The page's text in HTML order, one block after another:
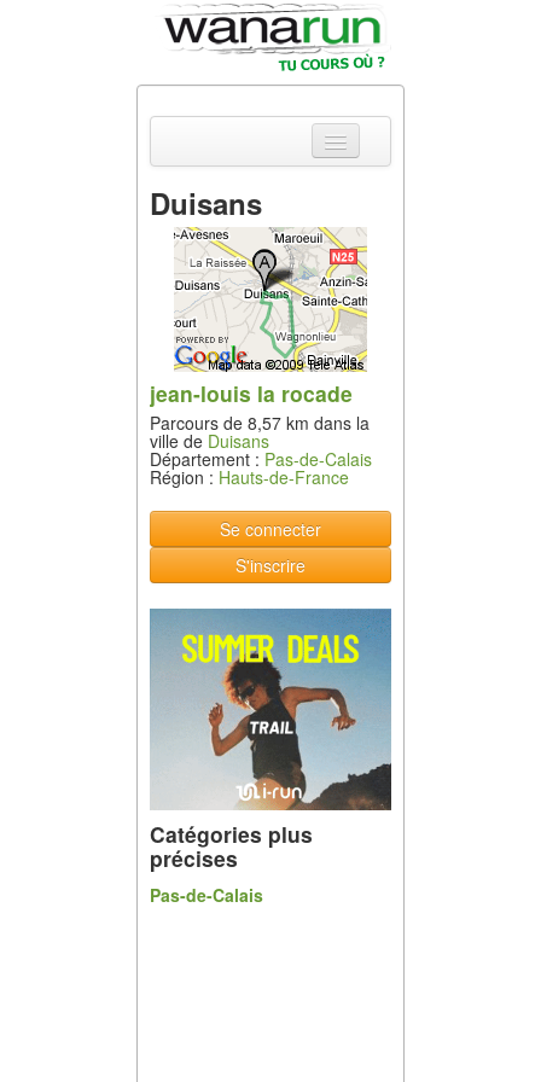
Actualités
Equipements &
Tests
Parcours &
Courses
Outils & Réseaux
Duisans
jean-louis la rocade
Parcours de 8,57 km dans la
ville de Duisans
Département : Pas-de-Calais
Région : Hauts-de-France
Se connecter
S'inscrire
Catégories plus
précises
Pas-de-Calais